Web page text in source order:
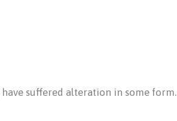
suffered alteration in some form.